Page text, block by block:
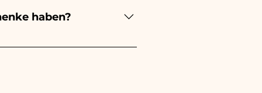
haben?
an, außerdem